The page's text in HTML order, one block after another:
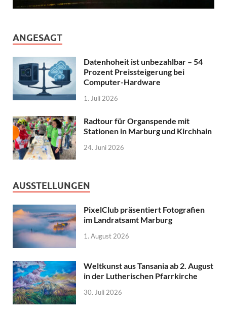
ANGESAGT
Datenhoheit ist unbezahlbar – 54
Prozent Preissteigerung bei
Computer-Hardware
1. Juli 2026
Radtour für Organspende mit
Stationen in Marburg und Kirchhain
24. Juni 2026
AUSSTELLUNGEN
PixelClub präsentiert Fotografien
im Landratsamt Marburg
1. August 2026
Weltkunst aus Tansania ab 2. August
in der Lutherischen Pfarrkirche
30. Juli 2026